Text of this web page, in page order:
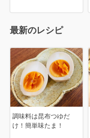
最新のレシピ
調味料は昆布つゆだ
け！簡単味たま！